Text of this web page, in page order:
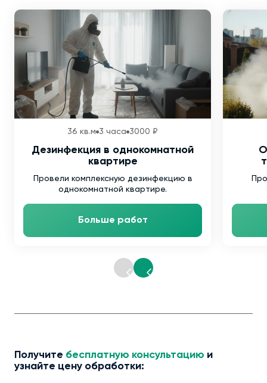
36 кв.м 3 часа 3000 ₽
Дезинфекция в однокомнатной
квартире
Провели комплексную дезинфекцию в
однокомнатной квартире.
Больше работ
Получите бесплатную консультацию и
узнайте цену обработки: